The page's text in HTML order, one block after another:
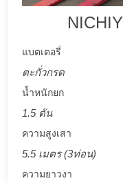
แบตเตอรี่
ตะกั่วกรด
น้ำหนักยก
1.5 ตัน
ความสูงเสา
5.5 เมตร (3ท่อน)
ความยาวงา